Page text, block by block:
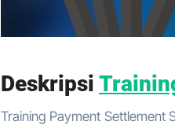
Deskripsi
Training Payment Settlement